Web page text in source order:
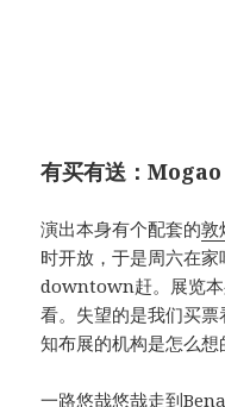
有买有送：
演出本身有个配套的敦
时开放，于是周六在
downtown赶。展览本
看。失望的是我们买
知布展的机构是怎么
一路悠哉悠哉走到